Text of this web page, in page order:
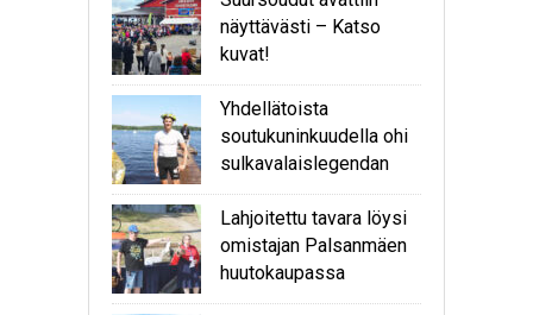
näyttävästi – Katso
kuvat!
Yhdellätoista
soutukuninkuudella ohi
sulkavalaislegendan
Lahjoitettu tavara löysi
omistajan Palsanmäen
huutokaupassa